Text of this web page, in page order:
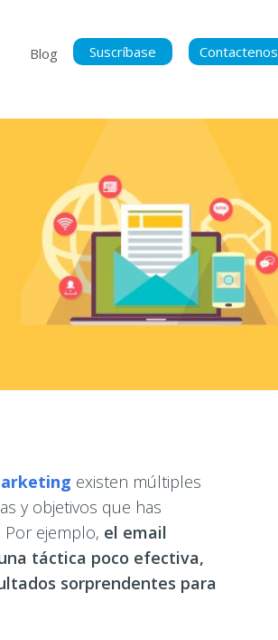
Blog Suscríbase
tanto del contenido nuevo
Privacidad
Acepto la Política de Privacidad
Contactenos
existen múltiples
y objetivos que has
Por ejemplo, el email
táctica poco efectiva,
sorprendentes para